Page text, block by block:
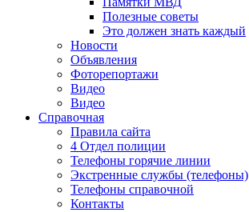
Полезные советы
Это должен знать каждый
Новости
Объявления
Фоторепортажи
Видео
Видео
Справочная
Правила сайта
4 Отдел полиции
Телефоны горячие линии
Экстренные службы (телефоны)
Телефоны справочной
Контакты